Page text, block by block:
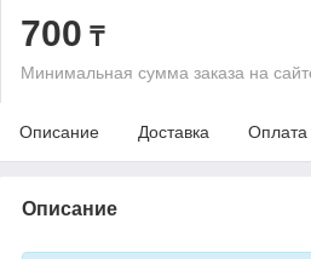
700 ₸
Минимальная сумма заказа на
Описание Доставка Оплата
Описание